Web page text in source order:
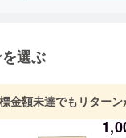
選ぶ
金額未達でもリター